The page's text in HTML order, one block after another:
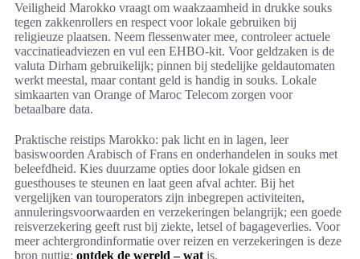
Veiligheid Marokko vraagt om waakzaamheid in drukke souks
tegen zakkenrollers en respect voor lokale gebruiken bij
religieuze plaatsen. Neem flessenwater mee, controleer actuele
vaccinatieadviezen en vul een EHBO-kit. Voor geldzaken is de
valuta Dirham gebruikelijk; pinnen bij stedelijke geldautomaten
werkt meestal, maar contant geld is handig in souks. Lokale
simkaarten van Orange of Maroc Telecom zorgen voor
betaalbare data.
Praktische reistips Marokko: pak licht en in lagen, leer
basiswoorden Arabisch of Frans en onderhandelen in souks met
beleefdheid. Kies duurzame opties door lokale gidsen en
guesthouses te steunen en laat geen afval achter. Bij het
vergelijken van touroperators zijn inbegrepen activiteiten,
annuleringsvoorwaarden en verzekeringen belangrijk; een goede
reisverzekering geeft rust bij ziekte, letsel of bagageverlies. Voor
meer achtergrondinformatie over reizen en verzekeringen is deze
bron nuttig: ontdek de wereld – wat is.